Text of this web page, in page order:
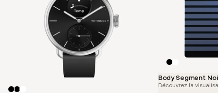
Body Segment
Découvrez la